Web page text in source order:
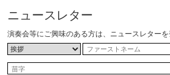
ニュースレター
演奏会等にご興味のある方は、ニュースレターを